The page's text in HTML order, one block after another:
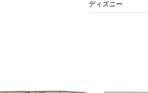
アクセサリー
ディズニー